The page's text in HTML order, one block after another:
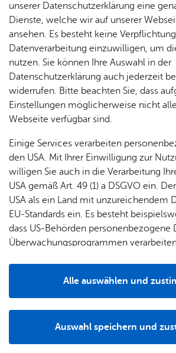
Don­
ners­
tag für
Schul­
klas­
sen
und
Grup­
22.07.2026
Spiel- und
zieht positive Bilanz
unserer Datenschutzerklärung eine
Dienste, welche wir auf unserer
ansehen. Es besteht keine
Datenverarbeitung einzuwilligen, um
nutzen. Sie können Ihre Auswahl in der
Datenschutzerklärung auch jederzeit
widerrufen. Bitte beachten Sie, dass
Einstellungen möglicherweise nicht
Webseite verfügbar sind.
Einige Services verarbeiten
den USA. Mit Ihrer Einwilligung zur
willigen Sie auch in die Verarbeitung
USA gemäß Art. 49 (1) a DSGVO ein.
USA als ein Land mit unzureichendem
EU-Standards ein. Es besteht
dass US-Behörden personenbezogene
Überwachungsprogrammen
Auswahl speichern und
Alle auswählen und